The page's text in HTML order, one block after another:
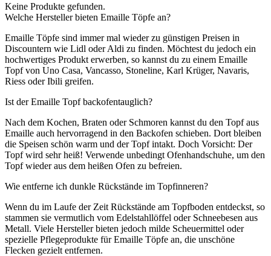
Keine Produkte gefunden.
Welche Hersteller bieten Emaille Töpfe an?
Emaille Töpfe sind immer mal wieder zu günstigen Preisen in
Discountern wie Lidl oder Aldi zu finden. Möchtest du jedoch ein
hochwertiges Produkt erwerben, so kannst du zu einem Emaille
Topf von Uno Casa, Vancasso, Stoneline, Karl Krüger, Navaris,
Riess oder Ibili greifen.
Ist der Emaille Topf backofentauglich?
Nach dem Kochen, Braten oder Schmoren kannst du den Topf aus
Emaille auch hervorragend in den Backofen schieben. Dort bleiben
die Speisen schön warm und der Topf intakt. Doch Vorsicht: Der
Topf wird sehr heiß! Verwende unbedingt Ofenhandschuhe, um den
Topf wieder aus dem heißen Ofen zu befreien.
Wie entferne ich dunkle Rückstände im Topfinneren?
Wenn du im Laufe der Zeit Rückstände am Topfboden entdeckst, so
stammen sie vermutlich vom Edelstahllöffel oder Schneebesen aus
Metall. Viele Hersteller bieten jedoch milde Scheuermittel oder
spezielle Pflegeprodukte für Emaille Töpfe an, die unschöne
Flecken gezielt entfernen.